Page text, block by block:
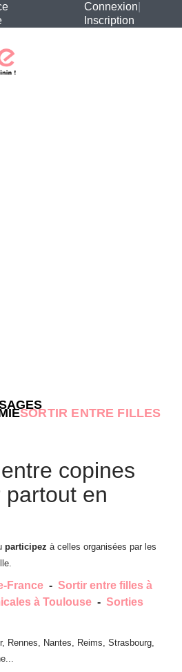
Connexion
Inscription
SORTIR ENTRE FILLES
copines
en
participez à celles organisées par les
France - Sortir entre filles à
à Toulouse - Sorties
Rennes, Nantes, Reims, Strasbourg,